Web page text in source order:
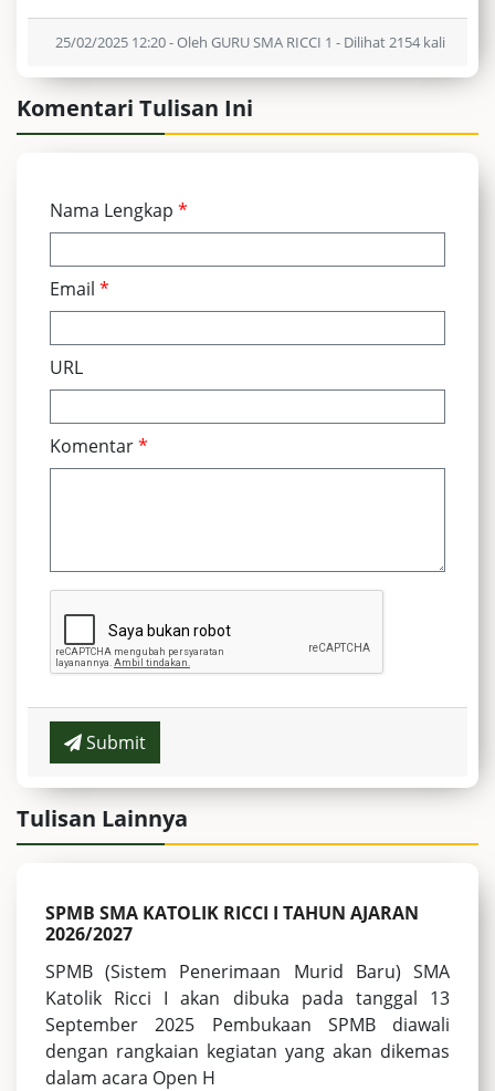
25/02/2025 12:20 - Oleh GURU SMA RICCI 1 - Dilihat 2154 kali
Komentari Tulisan Ini
Nama Lengkap *
Email *
URL
Komentar*
Submit
Tulisan Lainnya
SPMB SMA KATOLIK RICCI I TAHUN AJARAN
2026/2027
SPMB (Sistem Penerimaan Murid Baru) SMA
Katolik Ricci I akan dibuka pada tanggal 13
September 2025 Pembukaan SPMB diawali
dengan rangkaian kegiatan yang akan dikemas
dalam acara Open H